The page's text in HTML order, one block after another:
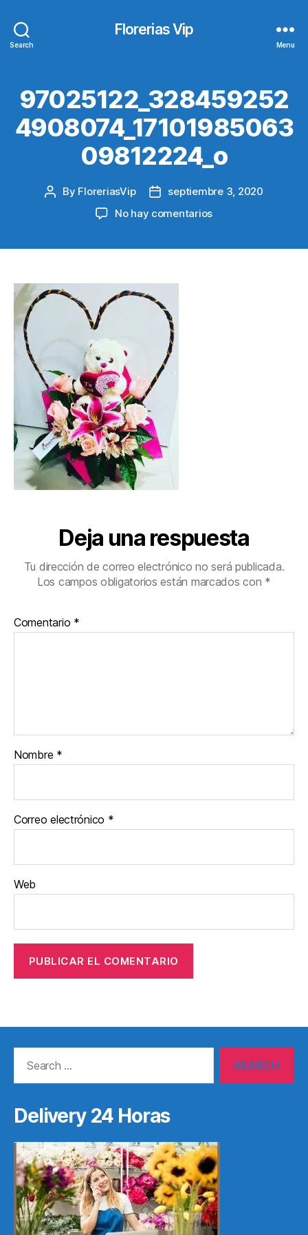
Search
Florerias Vip
Menu
97025122_328459252
4908074_17101985063
09812224_o
Post
By FloreriasVip
Postseptiembre 3, 2020
No hay comentariosen
Deja una respuesta
Tu dirección de correo electrónico no será publicada.
Los campos obligatorios están marcados con *
Comentario *
Nombre *
Correo electrónico *
Web
Delivery 24 Horas